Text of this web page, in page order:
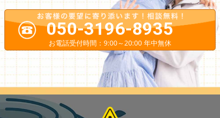
050-3196-8935
お電話受付時間：9:00～20:00 年中無休